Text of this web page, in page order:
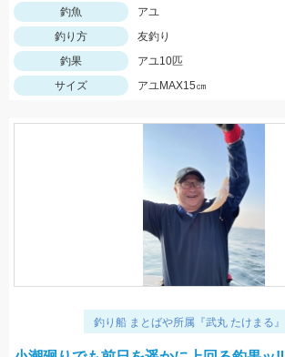
釣魚
アユ
釣り方
友釣り
釣果
アユ10匹
サイズ
アユMAX15㎝
釣り船 まとばや所属『武丸 たけまる』